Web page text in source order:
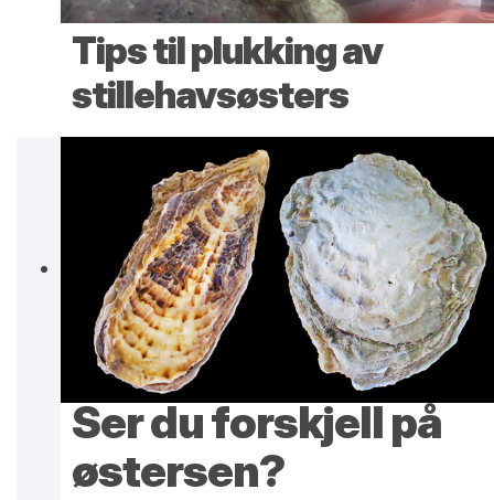
Tips til plukking av
stillehavsøsters
Ser du forskjell på
østersen?